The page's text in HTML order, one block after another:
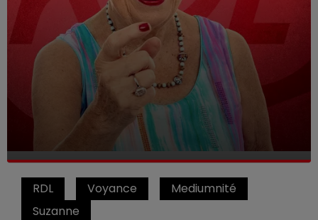
RDL Voyance
Mediumnité
Suzanne